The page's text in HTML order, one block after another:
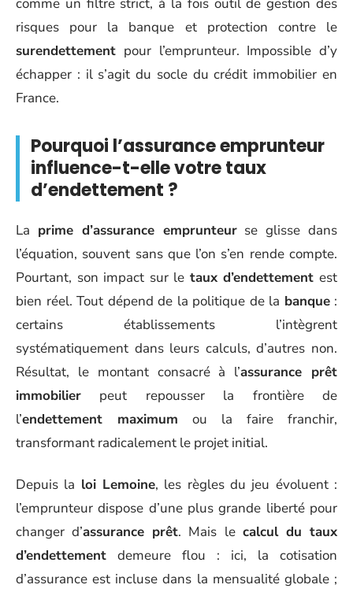
risques pour la banque et protection contre le
surendettement pour l’emprunteur. Impossible d’y
échapper : il s’agit du socle du crédit immobilier en
France.
Pourquoi l’assurance emprunteur
influence-t-elle votre taux
d’endettement ?
La prime d’assurance emprunteurse glisse dans
l’équation, souvent sans que l’on s’en rende compte.
Pourtant, son impact sur le taux d’endettement est
bien réel. Tout dépend de la politique de la banque:
certains établissements l’intègrent
systématiquement dans leurs calculs, d’autres non.
Résultat, le montant consacré à l’assurance prêt
immobilier peut repousser la frontière de
l’endettement maximum ou la faire franchir,
transformant radicalement le projet initial.
Depuis la loi Lemoine, les règles du jeu évoluent :
l’emprunteur dispose d’une plus grande liberté pour
changer d’assurance prêt. Mais le calcul du taux
d’endettement demeure flou : ici, la cotisation
d’assurance est incluse dans la mensualité globale ;